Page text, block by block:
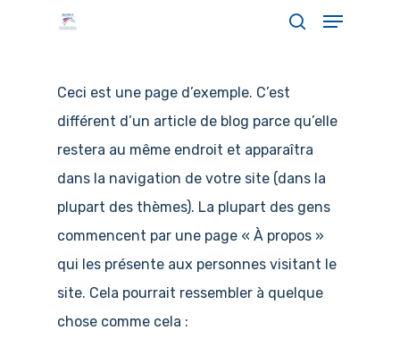
Menu
Ceci est une page d’exemple. C’est
différent d’un article de blog parce qu’elle
restera au même endroit et apparaîtra
dans la navigation de votre site (dans la
plupart des thèmes). La plupart des gens
commencent par une page « À propos »
qui les présente aux personnes visitant le
site. Cela pourrait ressembler à quelque
chose comme cela :